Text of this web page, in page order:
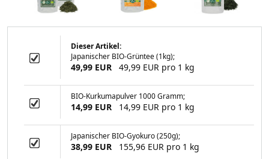
(1000g)
EUR
Dieser Artikel:
Japanischer BIO-Grüntee (1kg);
49,99 EUR 49,99 EUR pro 1 kg
BIO-Kurkumapulver 1000 Gramm;
14,99 EUR 14,99 EUR pro 1 kg
Japanischer BIO-Gyokuro (250g);
38,99 EUR 155,96 EUR pro 1 kg